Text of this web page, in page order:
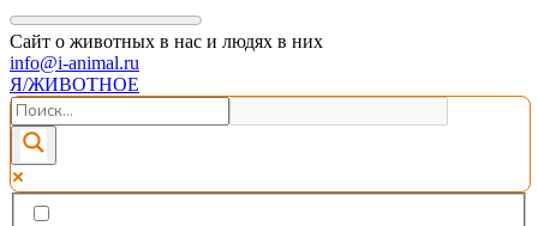
Сайт о животных в нас и людях в них
info@i-animal.ru
Я/ЖИВОТНОЕ